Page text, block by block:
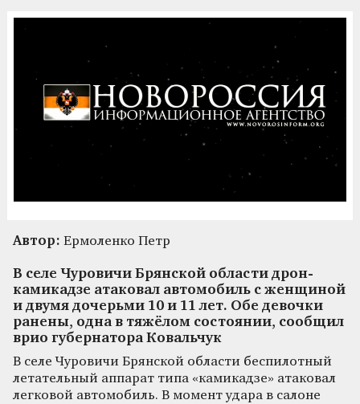
Автор: Ермоленко Петр
В селе Чуровичи Брянской области дрон-
камикадзе атаковал автомобиль с женщиной
и двумя дочерьми 10 и 11 лет. Обе девочки
ранены, одна в тяжёлом состоянии, сообщил
врио губернатора Ковальчук
В селе Чуровичи Брянской области беспилотный
летательный аппарат типа «камикадзе» атаковал
легковой автомобиль. В момент удара в салоне